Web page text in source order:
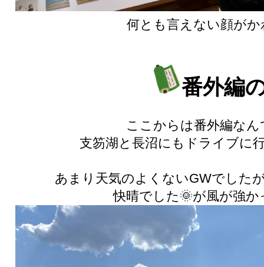
何とも言えない顔が
番外編
ここからは番外編な
支笏湖と長沼にもドライブに
あまり天気のよくないGWでした
快晴でした🌞が風が強か